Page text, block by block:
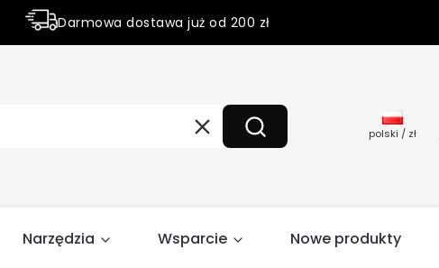
Darmowa dostawa już od 200 zł
WyczyśćSzukaj polski / zł
Narzędzia Wsparcie Nowe produkty